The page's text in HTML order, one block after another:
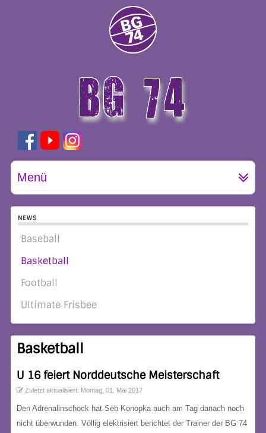
BG 74
GÖTTINGEN
Menü
NEWS
Baseball
Basketball
Football
Ultimate Frisbee
Basketball
U 16 feiert Norddeutsche Meisterschaft
Zuletzt aktualisiert: Montag, 01. Mai 2017
Den Adrenalinschock hat Seb Konopka auch am Tag danach noch
nicht überwunden. Völlig elektrisiert berichtet der Trainer der BG 74